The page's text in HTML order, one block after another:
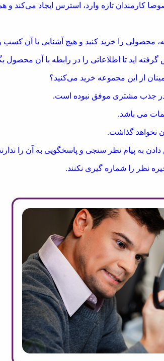
کارمندان تازه وارد، استرس ایجاد می‌کند و
محصولی را خرید کنید و هیچ آشنایی با آن کسب و
اید تا اطلاعاتی را در رابطه با آن محصول
از این مجموعه خرید می‌کنید؟
جذب مشتری موفق نبوده است.
می باشد.
نخواهد گذاشت.
به پیام نظر سنجی و پاسخگویی به آن را
نظر را شماره گیری نکنند.